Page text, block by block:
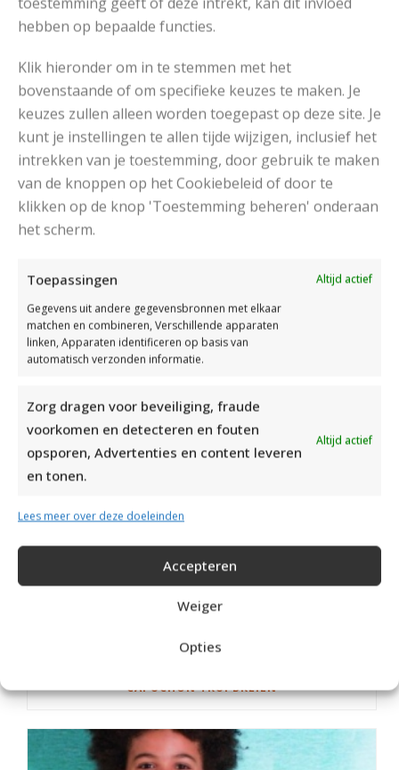
hebben op bepaalde functies.
Klik hieronder om in te stemmen met het
bovenstaande of om specifieke keuzes te maken. Je
keuzes zullen alleen worden toegepast op deze site. Je
kunt je instellingen te allen tijde wijzigen, inclusief het
intrekken van je toestemming, door gebruik te maken
van de knoppen op het Cookiebeleid of door te
klikken op de knop 'Toestemming beheren' onderaan
het scherm.
Toepassingen
Altijd actief
Gegevens uit andere gegevensbronnen met elkaar
matchen en combineren, Verschillende apparaten
linken, Apparaten identificeren op basis van
automatisch verzonden informatie.
Zorg dragen voor beveiliging, fraude
voorkomen en detecteren en fouten
opsporen, Advertenties en content leveren
en tonen.
Altijd actief
Lees meer over deze doeleinden
Accepteren
Weiger
Opties
DAMESTRUI BREIEN MET STREPEN
CAPUCHON TRUI BREIEN